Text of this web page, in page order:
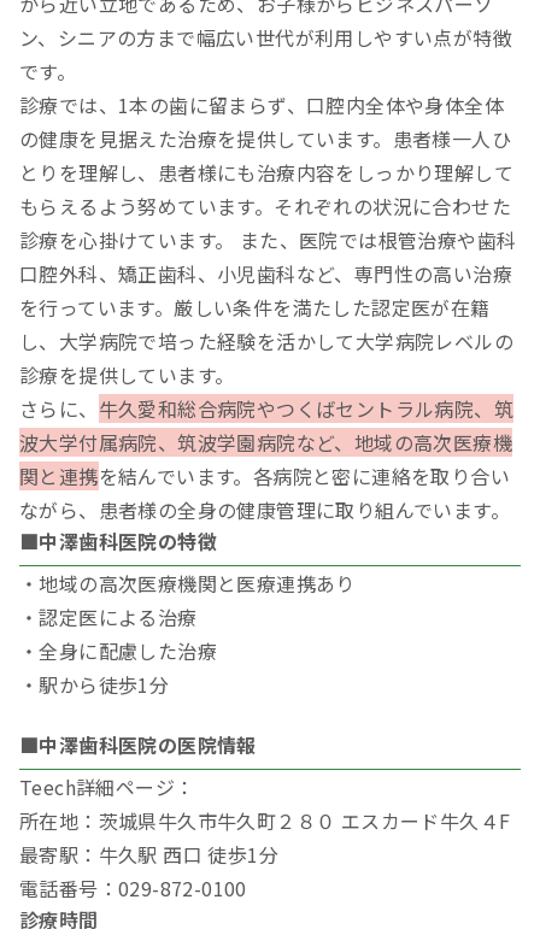
ン、シニアの方まで幅広い世代が利用しやすい点が特徴
です。
診療では、1本の歯に留まらず、口腔内全体や身体全体
の健康を見据えた治療を提供しています。患者様一人ひ
とりを理解し、患者様にも治療内容をしっかり理解して
もらえるよう努めています。それぞれの状況に合わせた
診療を心掛けています。 また、医院では根管治療や歯科
口腔外科、矯正歯科、小児歯科など、専門性の高い治療
を行っています。厳しい条件を満たした認定医が在籍
し、大学病院で培った経験を活かして大学病院レベルの
診療を提供しています。
さらに、 牛久愛和総合病院やつくばセントラル病院、筑
波大学付属病院、筑波学園病院など、地域の高次医療機
関と連携を結んでいます。各病院と密に連絡を取り合い
ながら、患者様の全身の健康管理に取り組んでいます。
■中澤歯科医院の特徴
・地域の高次医療機関と医療連携あり
・認定医による治療
・全身に配慮した治療
・駅から徒歩1分
■中澤歯科医院の医院情報
Teech詳細ページ：
所在地：茨城県牛久市牛久町２８０ エスカード牛久４F
最寄駅：牛久駅 西口 徒歩1分
電話番号：029-872-0100
診療時間